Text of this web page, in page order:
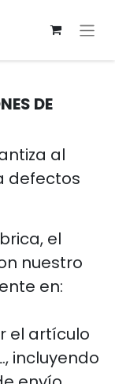
DE
al
defectos
el
nuestro
en:
el artículo
incluyendo